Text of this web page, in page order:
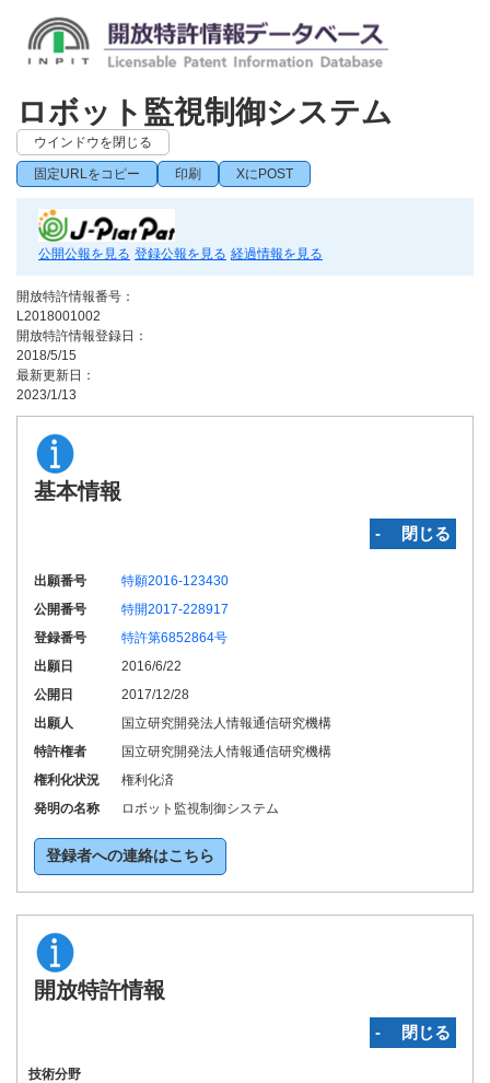
ロボット監視制御システム
ウインドウを閉じる
固定URLをコピー 印刷 XにPOST
公開公報を見る 登録公報を見る 経過情報を見る
開放特許情報番号：
L2018001002
開放特許情報登録日：
2018/5/15
最新更新日：
2023/1/13
基本情報
‐ 閉じる
出願番号
特願2016-123430
公開番号
特開2017-228917
登録番号
特許第6852864号
出願日
2016/6/22
公開日
2017/12/28
出願人
国立研究開発法人情報通信研究機構
特許権者
国立研究開発法人情報通信研究機構
権利化状況
権利化済
発明の名称
ロボット監視制御システム
登録者への連絡はこちら
開放特許情報
‐ 閉じる
技術分野